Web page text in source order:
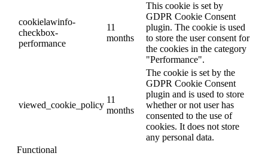
cookielawinfo-
checkbox-
performance
11
months
This cookie is set by
GDPR Cookie Consent
plugin. The cookie is used
to store the user consent for
the cookies in the category
"Performance".
viewed_cookie_policy
11
months
The cookie is set by the
GDPR Cookie Consent
plugin and is used to store
whether or not user has
consented to the use of
cookies. It does not store
any personal data.
Functional